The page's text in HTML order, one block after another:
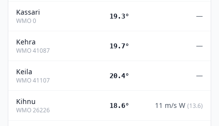
Kassari
WMO0
19.3° —
Kehra
WMO41087
19.7° —
Keila
WMO41107
20.4° —
Kihnu
WMO26226
18.6° 11 m/s W (13.6)